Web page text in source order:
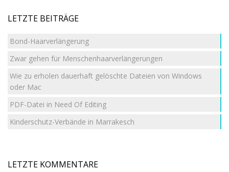
LETZTE BEITRÄGE
Bond-Haarverlängerung
Zwar gehen für Menschenhaarverlängerungen
Wie zu erholen dauerhaft gelöschte Dateien von Windows
oder Mac
PDF-Datei in Need Of Editing
Kinderschutz-Verbände in Marrakesch
LETZTE KOMMENTARE